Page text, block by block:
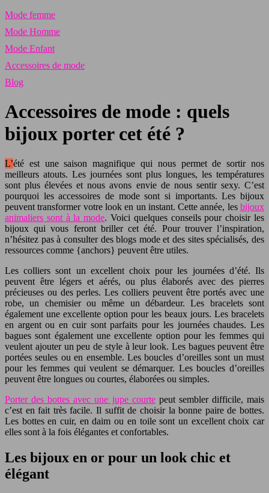
Mode femme
Mode Homme
Mode Enfant
Accessoires de mode
Blog
Accessoires de mode : quels
bijoux porter cet été ?
L’été est une saison magnifique qui nous permet de sortir nos
meilleurs atouts. Les journées sont plus longues, les températures
sont plus élevées et nous avons envie de nous sentir sexy. C’est
pourquoi les accessoires de mode sont si importants. Les bijoux
peuvent transformer votre look en un instant. Cette année, les bijoux
animaliers sont à la mode. Voici quelques conseils pour choisir les
bijoux qui vous feront briller cet été. Pour trouver l’inspiration,
n’hésitez pas à consulter des blogs mode et des sites spécialisés, des
ressources comme {anchors} peuvent être utiles.
Les colliers sont un excellent choix pour les journées d’été. Ils
peuvent être légers et aérés, ou plus élaborés avec des pierres
précieuses ou des perles. Les colliers peuvent être portés avec une
robe, un chemisier ou même un débardeur. Les bracelets sont
également une excellente option pour les beaux jours. Les bracelets
en argent ou en cuir sont parfaits pour les journées chaudes. Les
bagues sont également une excellente option pour les femmes qui
veulent ajouter un peu de style à leur look. Les bagues peuvent être
portées seules ou en ensemble. Les boucles d’oreilles sont un must
pour les femmes qui veulent se démarquer. Les boucles d’oreilles
peuvent être longues ou courtes, élaborées ou simples.
Porter des bottes avec une jupe courtepeut sembler difficile, mais
c’est en fait très facile. Il suffit de choisir la bonne paire de bottes.
Les bottes en cuir, en daim ou en toile sont un excellent choix car
elles sont à la fois élégantes et confortables.
Les bijoux en or pour un look chic et
élégant